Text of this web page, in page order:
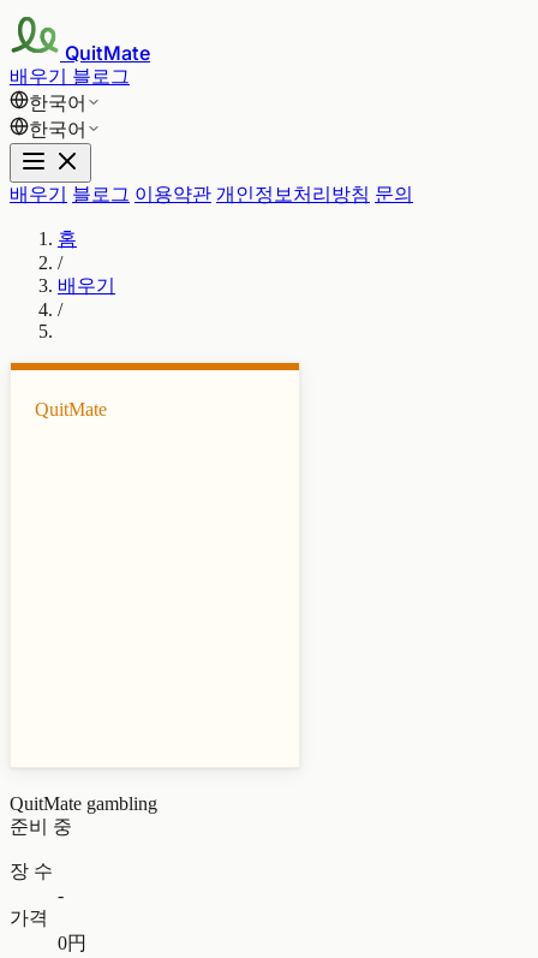
QuitMate
배우기 블로그
한국어
한국어
배우기 블로그 이용약관 개인정보처리방침 문의
홈
/
배우기
/
QuitMate
QuitMate gambling
준비 중
장 수
-
가격
0円